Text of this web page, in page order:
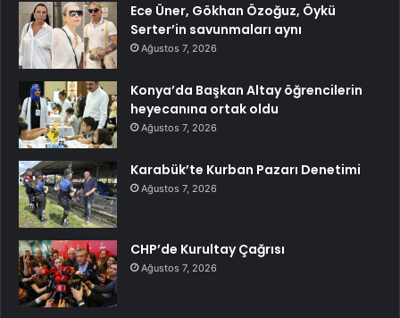
Ece Üner, Gökhan Özoğuz, Öykü
Serter’in savunmaları aynı
Ağustos 7, 2026
Konya’da Başkan Altay öğrencilerin
heyecanına ortak oldu
Ağustos 7, 2026
Karabük’te Kurban Pazarı Denetimi
Ağustos 7, 2026
CHP’de Kurultay Çağrısı
Ağustos 7, 2026